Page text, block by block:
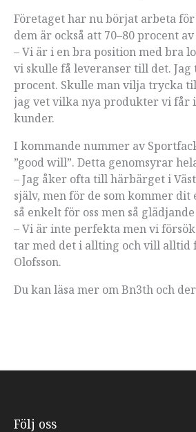
Företaget har nu börjat arbeta
dem är också att 70–80 procent
– Vi är i en bra position med bra
vi skulle få leveranser till det.
procent. Skulle man vilja trycka
jag vet vilka nya produkter vi får
kunder.
I kommande nummer av
”good will”. Detta genomsyrar
– Jag åker ofta till härbärget i
själv, men för de som kommer
så enkelt för oss men så
– Vi är inte perfekta men vi
tar med det i allting och vill alltid
Olofsson.
Du kan läsa mer om Bn3th och
Följ oss